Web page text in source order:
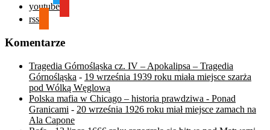
youtube
rss
Komentarze
Tragedia Górnośląska cz. IV – Apokalipsa – Tragedia
Górnośląska - 19 września 1939 roku miała miejsce szarża
pod Wólką Węglową
Polska mafia w Chicago – historia prawdziwa - Ponad
Granicami - 20 września 1926 roku miał miejsce zamach na
Ala Capone